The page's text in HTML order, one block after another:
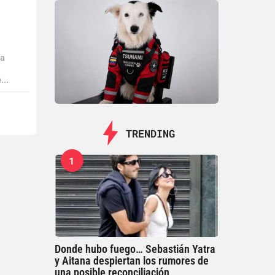
TRENDING
1
Donde hubo fuego… Sebastián Yatra
y Aitana despiertan los rumores de
una posible reconciliación